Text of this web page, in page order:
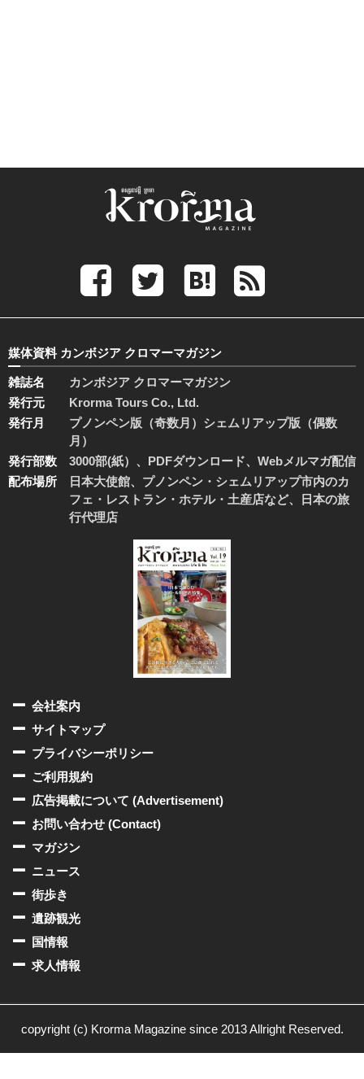
媒体資料 カンボジア クロマーマガジン
雑誌名
カンボジア クロマーマガジン
発行元
Krorma Tours Co., Ltd.
発行月
プノンペン版（奇数月）シェムリアップ版（偶数
月）
発行部数
3000部(紙）、PDFダウンロード、Webメルマガ配信
配布場所
日本大使館、プノンペン・シェムリアップ市内のカ
フェ・レストラン・ホテル・土産店など、日本の旅
行代理店
会社案内
サイトマップ
プライバシーポリシー
ご利用規約
広告掲載について (Advertisement)
お問い合わせ (Contact)
マガジン
ニュース
街歩き
遺跡観光
国情報
求人情報
copyright (c) Krorma Magazine since 2013 Allright Reserved.